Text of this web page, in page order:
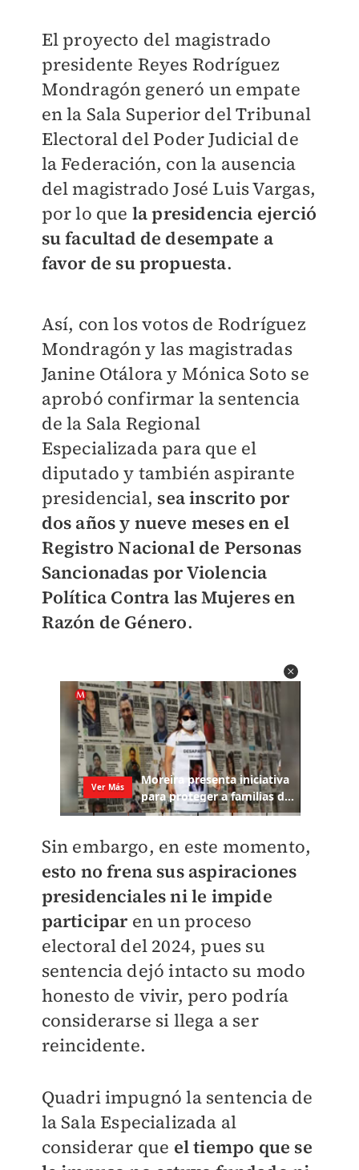
El proyecto del magistrado
presidente Reyes Rodríguez
Mondragón generó un empate
en la Sala Superior del Tribunal
Electoral del Poder Judicial de
la Federación, con la ausencia
del magistrado José Luis Vargas,
por lo que la presidencia ejerció
su facultad de desempate a
favor de su propuesta.
Así, con los votos de Rodríguez
Mondragón y las magistradas
Janine Otálora y Mónica Soto se
aprobó confirmar la sentencia
de la Sala Regional
Especializada para que el
diputado y también aspirante
presidencial, sea inscrito por
dos años y nueve meses en el
Registro Nacional de Personas
Sancionadas por Violencia
Política Contra las Mujeres en
Razón de Género.
Sin embargo, en este momento,
esto no frena sus aspiraciones
presidenciales ni le impide
participar en un proceso
electoral del 2024, pues su
sentencia dejó intacto su modo
honesto de vivir, pero podría
considerarse si llega a ser
reincidente.
Quadri impugnó la sentencia de
la Sala Especializada al
considerar que el tiempo que se